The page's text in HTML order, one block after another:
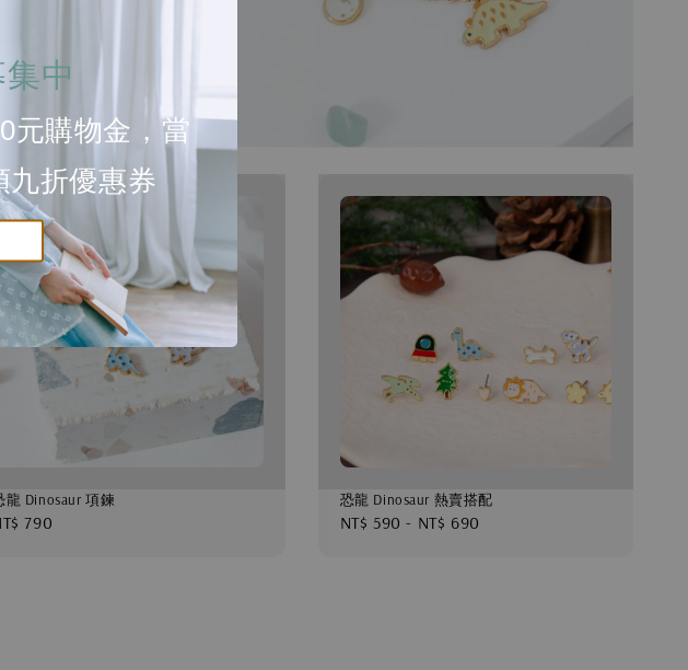
中
元購物金，當
九折優惠券
龍 Dinosaur 項鍊
790
恐龍 Dinosaur 熱賣搭配
Regular
NT$ 590 - NT$ 690